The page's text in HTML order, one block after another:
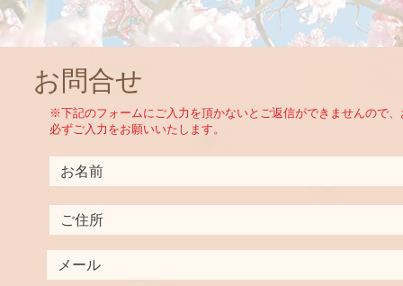
お問合せ
​※下記のフォームにご入力を頂かないとご返信ができませんので
必ずご入力をお願いいたします。